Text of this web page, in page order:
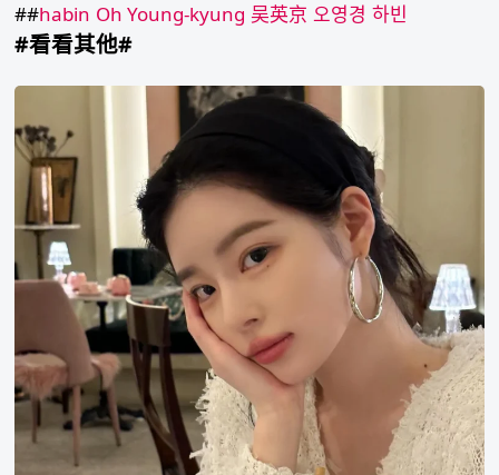
##habin Oh Young-kyung 吴英京 오영경 하빈
#看看其他#
柳
惠
媛